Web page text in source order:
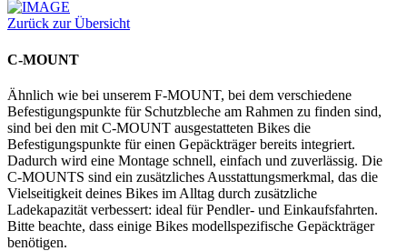
Zurück zur Übersicht
C-MOUNT
Ähnlich wie bei unserem F-MOUNT, bei dem verschiedene
Befestigungspunkte für Schutzbleche am Rahmen zu finden sind,
sind bei den mit C-MOUNT ausgestatteten Bikes die
Befestigungspunkte für einen Gepäckträger bereits integriert.
Dadurch wird eine Montage schnell, einfach und zuverlässig. Die
C-MOUNTS sind ein zusätzliches Ausstattungsmerkmal, das die
Vielseitigkeit deines Bikes im Alltag durch zusätzliche
Ladekapazität verbessert: ideal für Pendler- und Einkaufsfahrten.
Bitte beachte, dass einige Bikes modellspezifische Gepäckträger
benötigen.